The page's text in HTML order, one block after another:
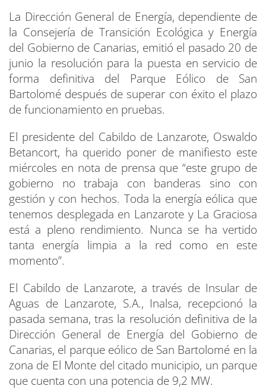
La Dirección General de Energía, dependiente de
la Consejería de Transición Ecológica y Energía
del Gobierno de Canarias, emitió el pasado 20 de
junio la resolución para la puesta en servicio de
forma definitiva del Parque Eólico de San
Bartolomé después de superar con éxito el plazo
de funcionamiento en pruebas.
El presidente del Cabildo de Lanzarote, Oswaldo
Betancort, ha querido poner de manifiesto este
miércoles en nota de prensa que “este grupo de
gobierno no trabaja con banderas sino con
gestión y con hechos. Toda la energía eólica que
tenemos desplegada en Lanzarote y La Graciosa
está a pleno rendimiento. Nunca se ha vertido
tanta energía limpia a la red como en este
momento”.
El Cabildo de Lanzarote, a través de Insular de
Aguas de Lanzarote, S.A., Inalsa, recepcionó la
pasada semana, tras la resolución definitiva de la
Dirección General de Energía del Gobierno de
Canarias, el parque eólico de San Bartolomé en la
zona de El Monte del citado municipio, un parque
que cuenta con una potencia de 9,2 MW.